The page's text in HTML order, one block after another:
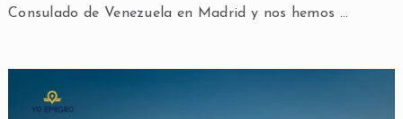
Consulado de Venezuela en Madrid y nos hemos …